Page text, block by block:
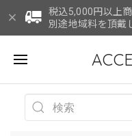
税込5,000円以上
別途地域料を頂戴